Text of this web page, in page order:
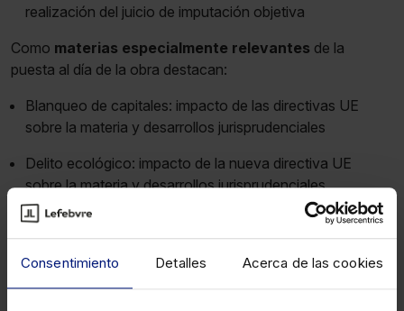
Consentimiento Detalles Acerca de las cookies
realización del juicio de imputación objetiva
Como materias especialmente relevantes de la
puesta al día de la obra destacan:
Blanqueo de capitales: impacto de las directivas UE
sobre la materia y desarrollos jurisprudenciales
Delito ecológico: impacto de la nueva directiva UE
sobre la materia y desarrollos jurisprudenciales
Puesta al día en materia de responsabilidad penal de
las personas jurídicas tras la consolidación de la
doctrina del Tribunal Supremo, con más de cuarenta
sentencias sobre la materia